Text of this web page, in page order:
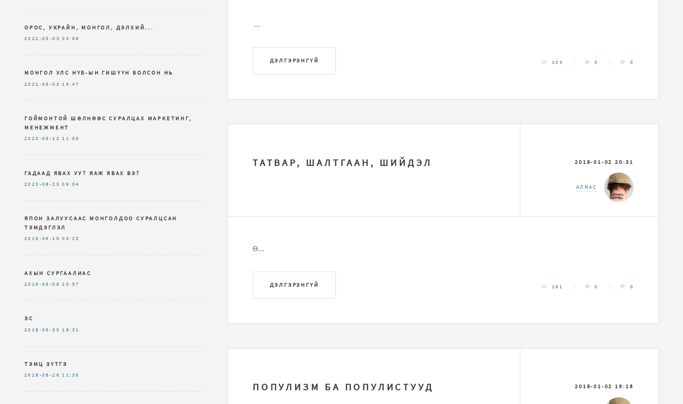
...
ДЭЛГЭРЭНГҮЙ 103 0 0
ТАТВАР, ШАЛТГААН, ШИЙДЭЛ 2018-01-02 20:31
АЛМАС
Ө...
ДЭЛГЭРЭНГҮЙ 181 0 0
ПОПУЛИЗМ БА ПОПУЛИСТУУД 2018-01-02 19:18
ОРОС, УКРАЙН, МОНГОЛ, ДЭЛХИЙ...
2022-03-03 03:06
МОНГОЛ УЛС НҮБ-ЫН ГИШҮҮН БОЛСОН НЬ
2021-05-03 16:47
ГОЙМОНТОЙ ШӨЛНӨӨС СУРАЛЦАХ МАРКЕТИНГ,
МЕНЕЖМЕНТ
2020-09-12 11:50
ГАДААД ЯВАХ УУ? ЯАЖ ЯВАХ ВЭ?
2020-08-25 09:04
ЯПОН ЗАЛУУСААС МОНГОЛДОО СУРАЛЦСАН
ТЭМДЭГЛЭЛ
2019-09-19 00:23
АХЫН СУРГААЛИАС
2019-05-06 20:57
ЭС
2018-09-30 18:31
ТЭМЦ ЗҮТГЭ
2018-08-26 11:35